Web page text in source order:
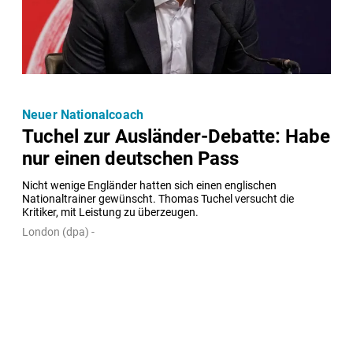
Tuchel zur Ausländer-Debatte: Habe
nur einen deutschen Pass
Nicht wenige Engländer hatten sich einen englischen
Nationaltrainer gewünscht. Thomas Tuchel versucht die
Kritiker, mit Leistung zu überzeugen.
Neuer Nationalcoach
London (dpa) -